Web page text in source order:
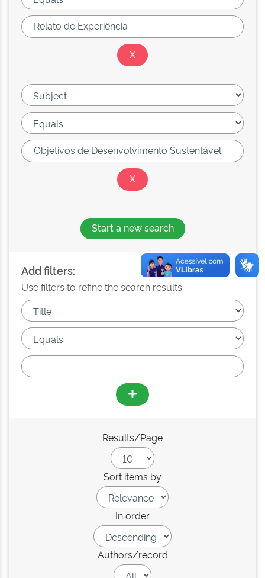
Start a new search
Add filters:
Use filters to refine the search results.
Results/Page
Sort items by
In order
Authors/record